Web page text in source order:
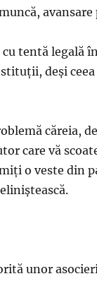
tentă legală
deşi
căreia,
care vă
o veste din
unor